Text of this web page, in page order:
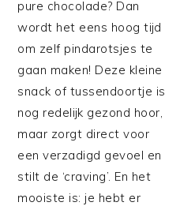
pure chocolade? Dan
wordt het eens hoog tijd
om zelf pindarotsjes te
gaan maken! Deze kleine
snack of tussendoortje is
nog redelijk gezond hoor,
maar zorgt direct voor
een verzadigd gevoel en
stilt de ‘craving’. En het
mooiste is: je hebt er